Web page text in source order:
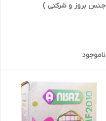
جنس بروز و شرکتی )
ناموجود